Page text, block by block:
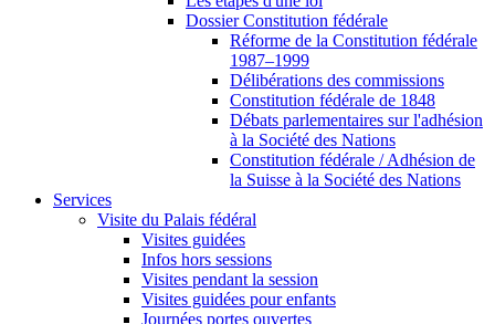
Dossier Constitution fédérale
Réforme de la Constitution fédérale
1987–1999
Délibérations des commissions
Constitution fédérale de 1848
Débats parlementaires sur l'adhésion
à la Société des Nations
Constitution fédérale / Adhésion de
la Suisse à la Société des Nations
Services
Visite du Palais fédéral
Visites guidées
Infos hors sessions
Visites pendant la session
Visites guidées pour enfants
Journées portes ouvertes